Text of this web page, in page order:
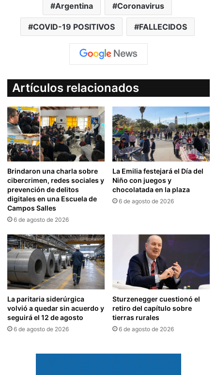
Argentina Coronavirus
COVID-19 POSITIVOS FALLECIDOS
Artículos relacionados
Brindaron una charla sobre
cibercrimen, redes sociales y
prevención de delitos
digitales en una Escuela de
Campos Salles
6 de agosto de 2026
La Emilia festejará el Día del
Niño con juegos y
chocolatada en la plaza
6 de agosto de 2026
La paritaria siderúrgica
volvió a quedar sin acuerdo y
seguirá el 12 de agosto
6 de agosto de 2026
Sturzenegger cuestionó el
retiro del capítulo sobre
tierras rurales
6 de agosto de 2026